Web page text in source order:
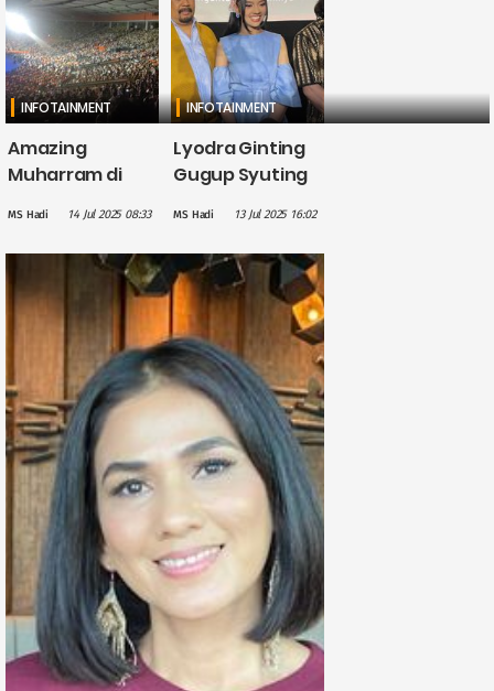
INFOTAINMENT
Amazing
Muharram di
the Limit”
Sukses Digelar,
Dihadiri 10.000
Peserta
MS Hadi 14 Jul 2025 08:33
INFOTAINMENT
Lyodra Ginting
Gugup Syuting
“Alibii.com”,
Dapat Pujian
dari Indro
Warkop
MS Hadi 13 Jul 2025 16:02